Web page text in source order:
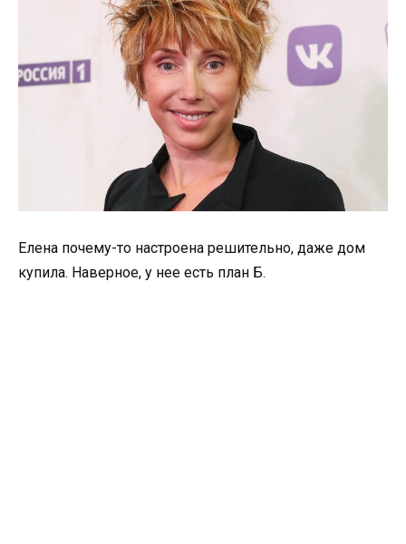
Елена почему-то настроена решительно, даже дом
купила. Наверное, у нее есть план Б.